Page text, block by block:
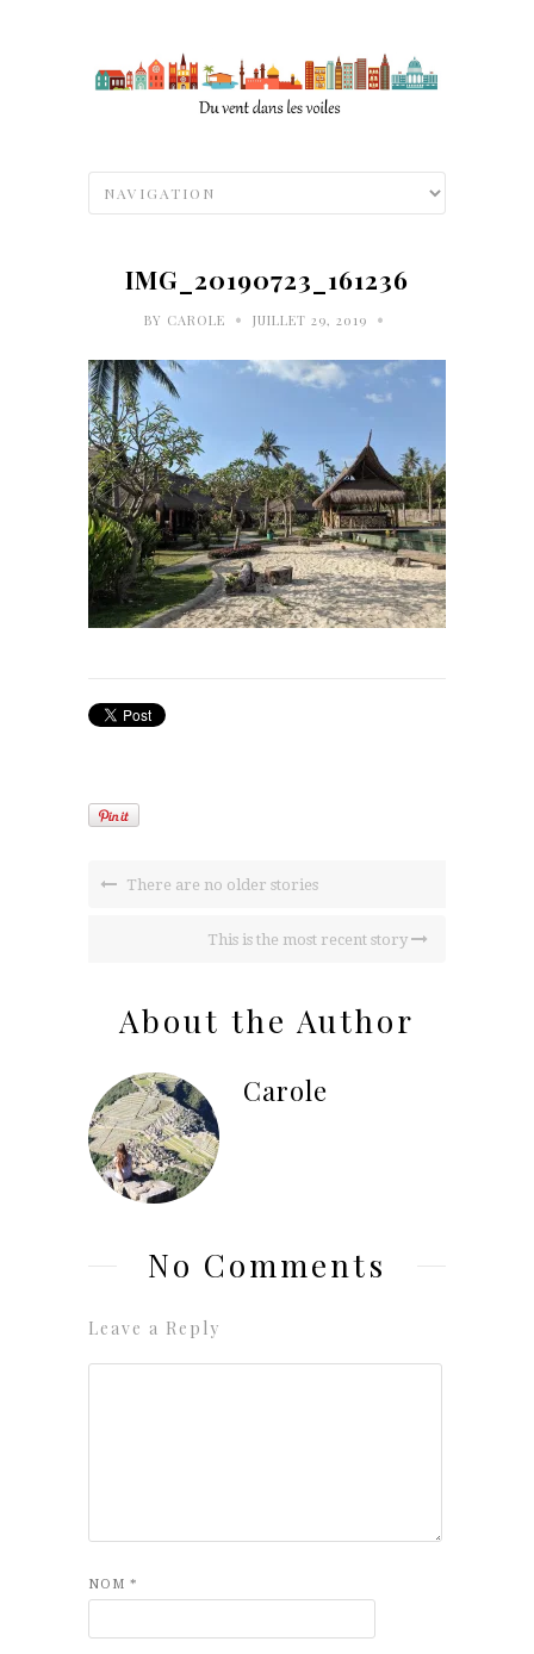
IMG_20190723_161236
BY CAROLE • JUILLET 29, 2019 •
There are no older stories
This is the most recent story
About the Author
Carole
No Comments
Leave a Reply
NOM *